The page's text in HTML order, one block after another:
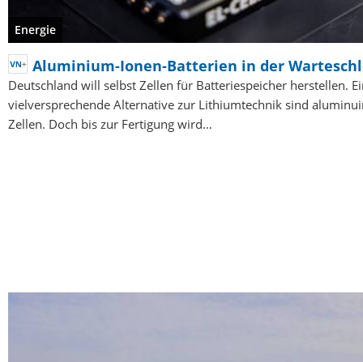
Energie
Aluminium-Ionen-Batterien in der
Deutschland will selbst Zellen für Batteriespeicher herstellen.
vielversprechende Alternative zur Lithiumtechnik sind
Zellen. Doch bis zur Fertigung wird…